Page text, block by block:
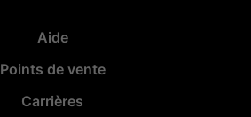
Aide
Points de vente
Carrières